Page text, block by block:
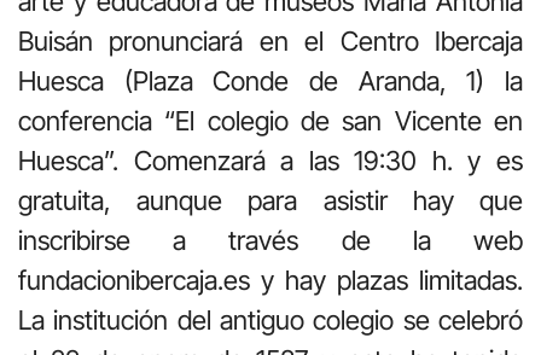
Buisán pronunciará en el Centro Ibercaja
Huesca (Plaza Conde de Aranda, 1) la
conferencia “El colegio de san Vicente en
Huesca”. Comenzará a las 19:30 h. y es
gratuita, aunque para asistir hay que
inscribirse a través de la web
fundacionibercaja.es y hay plazas limitadas.
La institución del antiguo colegio se celebró